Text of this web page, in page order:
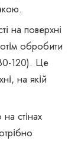
на поверхні
обробити
120). Це
на якій
стінах